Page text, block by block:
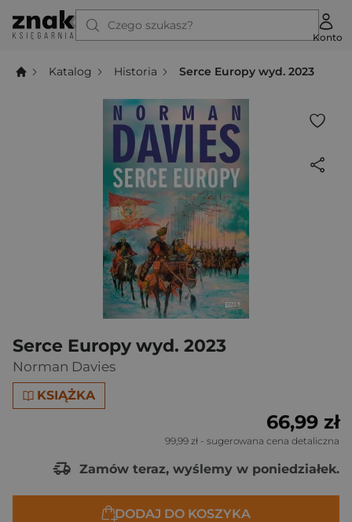
Czego szukasz?
Konto
Katalog Historia Serce Europy wyd. 2023
Serce Europy wyd. 2023
Norman Davies
KSIĄŻKA
66,99 zł
99,99 zł - sugerowana cena detaliczna
Zamów teraz, wyślemy w poniedziałek.
DODAJ DO KOSZYKA